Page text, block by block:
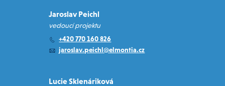
Jaroslav Peichl
vedoucí projektu
+420 770 160 826
jaroslav.peichl@elmontia.cz
Lucie Sklenáriková